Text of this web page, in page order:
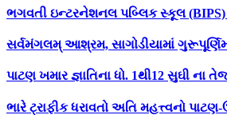
ભગવતી ઇન્ટરનેશનલ પબ્લિક સ્કૂલ
સર્વમંગલમ્ આશ્રમ, સાગોડીયામાં
પાટણ ખમાર જ્ઞાતિના ધો. 1થી12 સુઘી ના
ભારે ટ્રાફીક ધરાવતો અતિ મહત્ત્વનો